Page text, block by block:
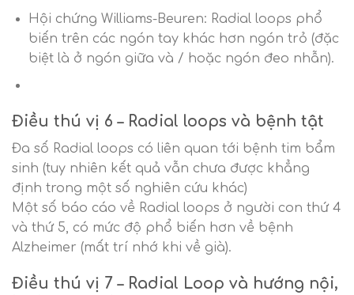
Hội chứng Williams-Beuren: Radial loops phổ
biến trên các ngón tay khác hơn ngón trỏ (đặc
biệt là ở ngón giữa và / hoặc ngón đeo nhẫn).
Điều thú vị 6 – Radial loops và bệnh tật
Đa số Radial loops có liên quan tới bệnh tim bẩm
sinh (tuy nhiên kết quả vẫn chưa được khẳng
định trong một số nghiên cứu khác)
Một số báo cáo về Radial loops ở người con thứ 4
và thứ 5, có mức độ phổ biến hơn về bệnh
Alzheimer (mất trí nhớ khi về già).
Điều thú vị 7 – Radial Loop và hướng nội,